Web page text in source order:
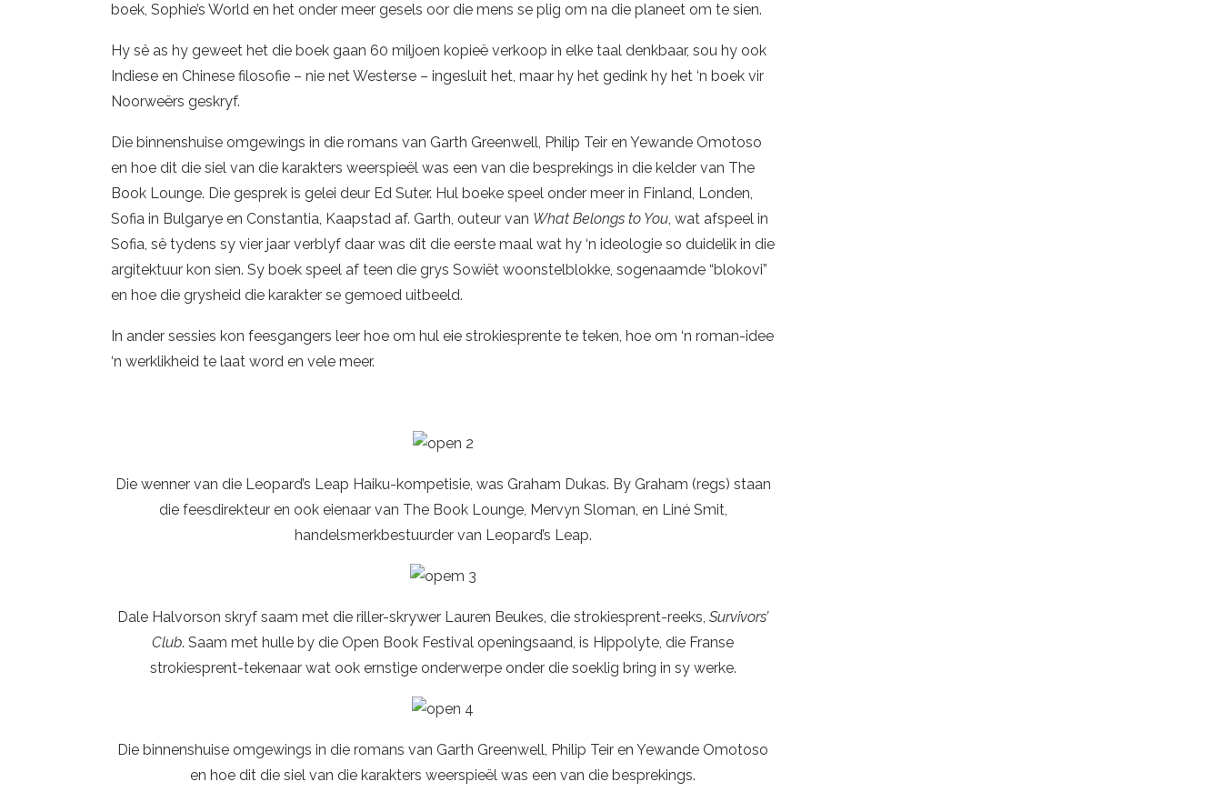
boek, Sophie’s World en het onder meer gesels oor die mens se plig om na die planeet om te sien.
Hy sê as hy geweet het die boek gaan 60 miljoen kopieë verkoop in elke taal denkbaar, sou hy ook
Indiese en Chinese filosofie – nie net Westerse – ingesluit het, maar hy het gedink hy het ‘n boek vir
Noorweërs geskryf.
Die binnenshuise omgewings in die romans van Garth Greenwell, Philip Teir en Yewande Omotoso
en hoe dit die siel van die karakters weerspieël was een van die besprekings in die kelder van The
Book Lounge. Die gesprek is gelei deur Ed Suter. Hul boeke speel onder meer in Finland, Londen,
Sofia in Bulgarye en Constantia, Kaapstad af. Garth, outeur van What Belongs to You, wat afspeel in
Sofia, sê tydens sy vier jaar verblyf daar was dit die eerste maal wat hy ‘n ideologie so duidelik in die
argitektuur kon sien. Sy boek speel af teen die grys Sowiët woonstelblokke, sogenaamde “blokovi”
en hoe die grysheid die karakter se gemoed uitbeeld.
In ander sessies kon feesgangers leer hoe om hul eie strokiesprente te teken, hoe om ‘n roman-idee
‘n werklikheid te laat word en vele meer.
Die wenner van die Leopard’s Leap Haiku-kompetisie, was Graham Dukas. By Graham (regs) staan
die feesdirekteur en ook eienaar van The Book Lounge, Mervyn Sloman, en Liné Smit,
handelsmerkbestuurder van Leopard’s Leap.
Dale Halvorson skryf saam met die riller-skrywer Lauren Beukes, die strokiesprent-reeks,Survivors’
Club. Saam met hulle by die Open Book Festival openingsaand, is Hippolyte, die Franse
strokiesprent-tekenaar wat ook ernstige onderwerpe onder die soeklig bring in sy werke.
Die binnenshuise omgewings in die romans van Garth Greenwell, Philip Teir en Yewande Omotoso
en hoe dit die siel van die karakters weerspieël was een van die besprekings.